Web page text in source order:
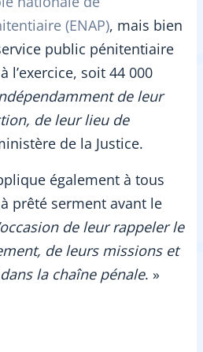
(ENAP), mais bien
public pénitentiaire
l’exercice, soit 44 000
de leur
de leur lieu de
de la Justice.
également à tous
prêté serment avant le
de leur rappeler le
de leurs missions et
la chaîne pénale. »